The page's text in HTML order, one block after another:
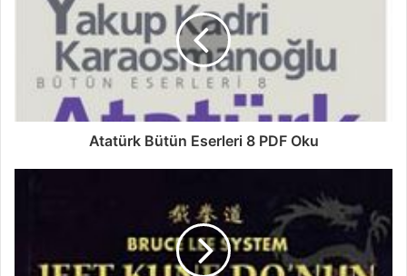
Atatürk Bütün Eserleri 8 PDF Oku